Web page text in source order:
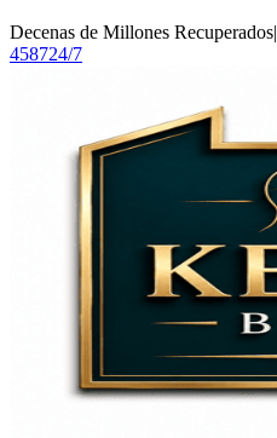
Decenas de Millones Recuperados|
458724/7